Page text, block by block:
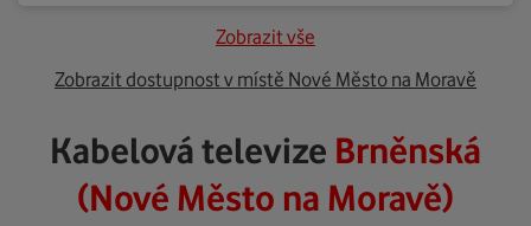
Zobrazit vše
Zobrazit dostupnost v místě Nové Město na Moravě
Kabelová televize Brněnská
(Nové Město na Moravě)